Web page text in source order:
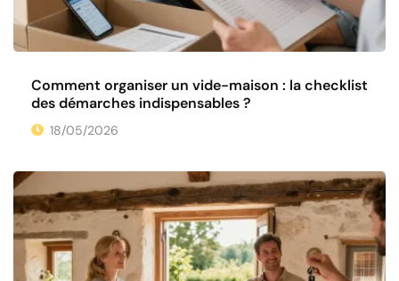
Comment organiser un vide-maison : la checklist
des démarches indispensables ?
18/05/2026